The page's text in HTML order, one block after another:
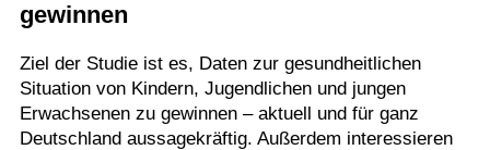
gewinnen
Ziel der Studie ist es, Daten zur gesundheitlichen
Situation von Kindern, Jugendlichen und jungen
Erwachsenen zu gewinnen – aktuell und für ganz
Deutschland aussagekräftig. Außerdem interessieren